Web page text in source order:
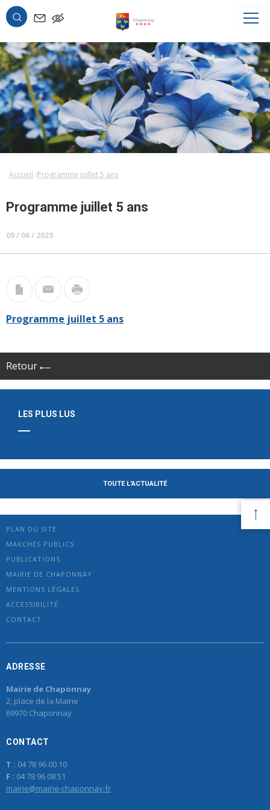
OK
Accueil Programme juillet 5 ans
Programme juillet 5 ans
09 / 06 / 2023
Programme juillet 5 ans
Retour
LES PLUS LUS
TOUTE L'ACTUALITÉ
PLAN DU SITE
MARCHÉS PUBLICS
PUBLICATIONS
MAIRIE DE CHAPONNAY
MENTIONS LÉGALES
ACCESSIBILITÉ
CONTACT
ADRESSE
Mairie de Chaponnay
2, place de la Mairie
69970 Chaponnay
CONTACT
T : 04 78 96 00 10
F : 04 78 96 08 51
mairie@mairie-chaponnay.fr